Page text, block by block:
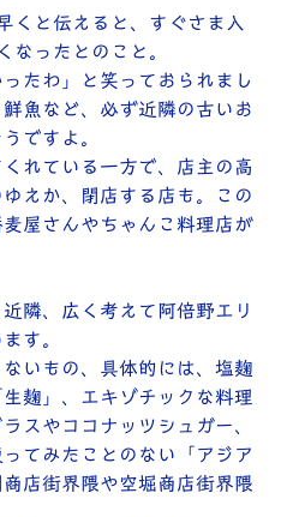
くと伝えると、すぐさま入
なったとのこと。
たわ」と笑っておられまし
魚など、必ず近隣の古いお
ですよ。
れている一方で、店主の高
えか、閉店する店も。この
屋さんやちゃんこ料理店が
隣、広く考えて阿倍野エリ
す。
いもの、具体的には、塩麹
麹」、エキゾチックな料理
スやココナッツシュガー、
てみたことのない「アジア
店街界隈や空堀商店街界隈